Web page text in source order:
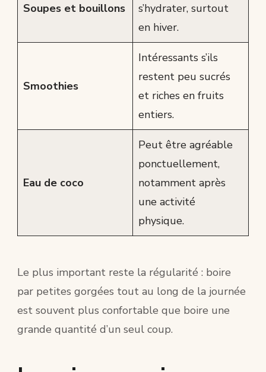
Soupes et bouillons
s’hydrater, surtout
en hiver.
Smoothies
Intéressants s’ils
restent peu sucrés
et riches en fruits
entiers.
Eau de coco
Peut être agréable
ponctuellement,
notamment après
une activité
physique.
Le plus important reste la régularité : boire
par petites gorgées tout au long de la journée
est souvent plus confortable que boire une
grande quantité d’un seul coup.